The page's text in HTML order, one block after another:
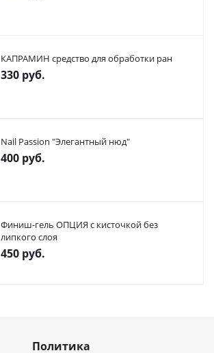
КАПРАМИН средство для обработки ран
330 руб.
Nail Passion "Элегантный нюд"
400 руб.
Финиш-гель ОПЦИЯ с кисточкой без
липкого слоя
450 руб.
Политика